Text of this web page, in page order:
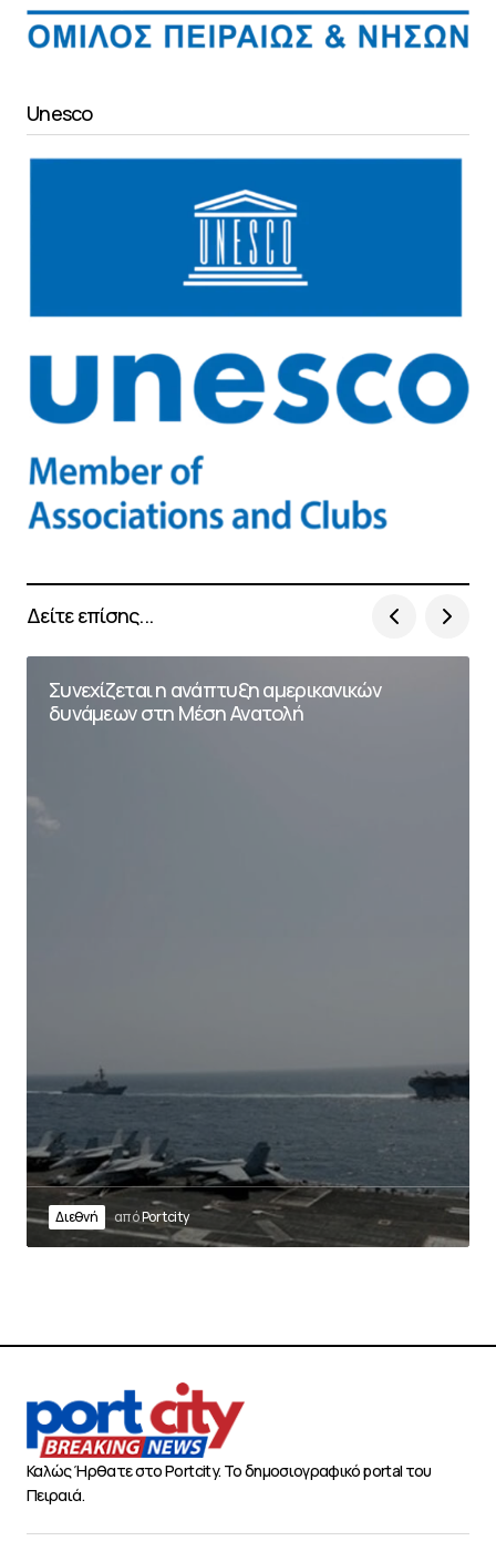
Unesco
Δείτε επίσης...
Συνεχίζεται η ανάπτυξη αμερικανικών
δυνάμεων στη Μέση Ανατολή
Διεθνή απόPortcity
Καλώς Ήρθατε στο Portcity. Το δημοσιογραφικό portal του
Πειραιά.